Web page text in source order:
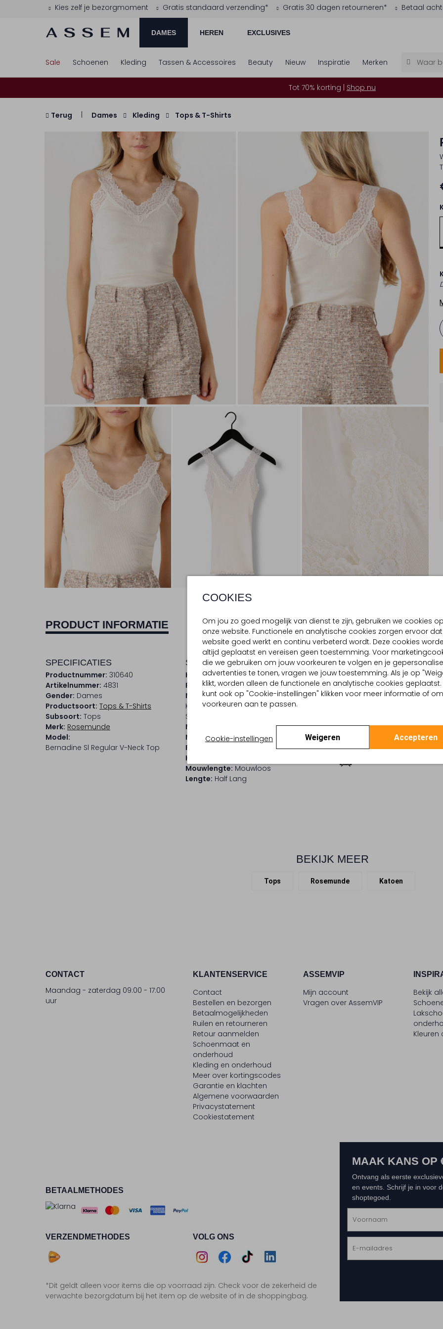
Kies zelf je bezorgmoment Gratis standaard verzending* Gratis 30 dagen retourneren* Betaal
DAMES HEREN EXCLUSIVES
COOKIES
Om jou zo goed mogelijk van dienst te zijn, gebruiken we cookies op
onze website. Functionele en analytische cookies zorgen ervoor
website goed werkt en continu verbeterd wordt. Deze cookies
altijd geplaatst en vereisen geen toestemming. Voor
die we gebruiken om jouw voorkeuren te volgen en je
advertenties te tonen, vragen we jouw toestemming. Als je op
klikt, worden alleen de functionele en analytische cookies geplaatst.
kunt ook op "Cookie-instellingen" klikken voor meer informatie of
voorkeuren aan te passen.
Cookie-instellingen Weigeren Accepteren
Sale Schoenen Kleding Tassen & Accessoires Beauty Nieuw Inspiratie Merken
Tot 70% korting | Shop nu
Terug Dames Kleding Tops & T-Shirts
PRODUCT INFORMATIE BEZORGEN & RETOURNEREN
SPECIFICATIES
Productnummer: 310640
Artikelnummer: 4831
Gender: Dames
Productsoort: Tops & T-Shirts
Subsoort: Tops
Merk: Rosemunde
Model:
Bernadine Sl Regular V-Neck Top
SAMENSTELLING & PASVORM
Kleur: Wit
Patroon: Effen
Materiaal binnenkant:
Katoen, Polyamide, Polyester,
Suèdelook
Materiaal:
Materiaalpercentages:
100% Katoen
Pasvorm:
Halslijn:
Mouwlengte: Mouwloos
Lengte: Half Lang
WASVOORSCHRIFTEN
Beperkt wassen op 30
Strijken op maximaal 110
Speciale chemische
BEKIJK MEER
Tops Rosemunde Katoen
CONTACT
Maandag - zaterdag 09:00 - 17:00
uur
KLANTENSERVICE
Contact
Bestellen en bezorgen
Betaalmogelijkheden
Ruilen en retourneren
Retour aanmelden
Schoenmaat en
onderhoud
Kleding en onderhoud
Meer over kortingscodes
Garantie en klachten
Algemene voorwaarden
Privacystatement
Cookiestatement
ASSEMVIP
Mijn account
Vragen over AssemVIP
Bekijk
BETAALMETHODES
VERZENDMETHODES VOLG ONS
Instagram
Facebook
TikTokLinkedIn
*Dit geldt alleen voor items die op voorraad zijn. Check voor de zekerheid de
verwachte bezorgdatum bij het item op de website of in de shoppingbag.
MAAK KANS OP
Ontvang als eerste
en events. Schrijf je in voor
shoptegoed.